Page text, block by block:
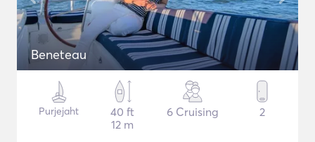
Beneteau
Purjejaht
40 ft
12 m
6 Cruising 2